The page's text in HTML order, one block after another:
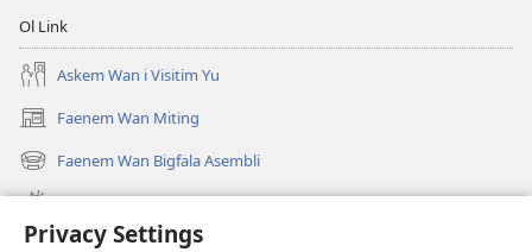
Privacy Settings
Ol Link
Askem Wan i Visitim Yu
Faenem Wan Miting
(openem
wan
niufala
windo)
Faenem Wan Bigfala Asembli
(openem
wan
windo)
Wanem niufala samting
Ol Video